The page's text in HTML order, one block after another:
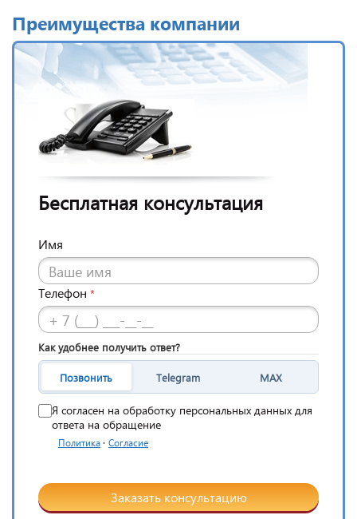
Преимущества компании
Бесплатная консультация
Имя
Телефон *
Как удобнее получить ответ?
Позвонить Telegram MAX
Я согласен на обработку персональных данных для
ответа на обращение
Политика · Согласие
Заказать консультацию